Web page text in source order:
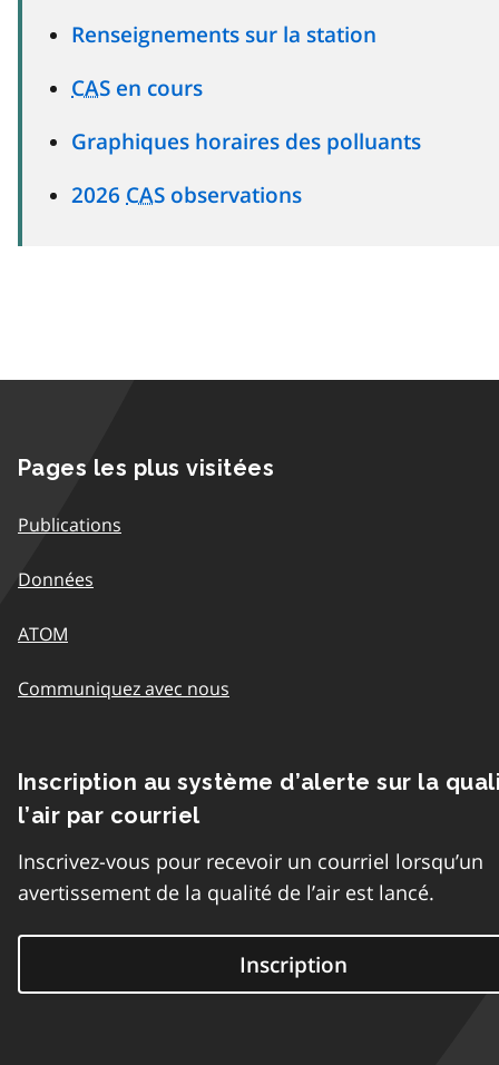
Renseignements sur la station
CAS en cours
Graphiques horaires des polluants
2026 CAS observations
Pages les plus visitées
Publications
Données
ATOM
Communiquez avec nous
Inscription au système d’alerte sur la
l’air par courriel
Inscrivez-vous pour recevoir un courriel lorsqu’un
avertissement de la qualité de l’air est lancé.
Inscription